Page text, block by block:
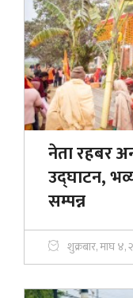
नेता रहबर
उद्घाटन,
सम्पन्न
शुक्रबार, माघ ४,